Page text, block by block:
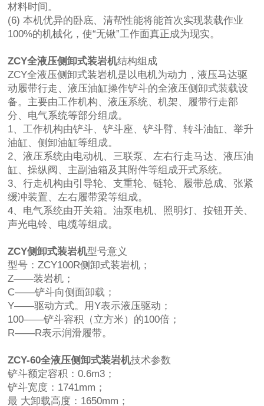
材料时间。
(6) 本机优异的卧底、清帮性能将能首次实现装载作业
100%的机械化，使“无锹”工作面真正成为现实。
ZCY全液压侧卸式装岩机结构组成
ZCY全液压侧卸式装岩机是以电机为动力，液压马达驱
动履带行走、液压油缸操作铲斗的全液压侧卸式装载设
备。主要由工作机构、液压系统、机架、履带行走部
分、电气系统等部分组成。
1、工作机构由铲斗、铲斗座、铲斗臂、转斗油缸、举升
油缸、侧卸油缸等组成。
2、液压系统由电动机、三联泵、左右行走马达、液压油
缸、操纵阀、主副油箱及其附件等组成开式系统。
3、行走机构由引导轮、支重轮、链轮、履带总成、张紧
缓冲装置、左右履带梁等组成。
4、电气系统由开关箱。油泵电机、照明灯、按钮开关、
声光电铃、电缆等组成。
ZCY侧卸式装岩机型号意义
型号：ZCY100R侧卸式装岩机；
Z——装岩机；
C——铲斗向侧面卸载；
Y——驱动方式。用Y表示液压驱动；
100——铲斗容积（立方米）的100倍；
R——R表示润滑履带。
ZCY-60全液压侧卸式装岩机技术参数
铲斗额定容积：0.6m3；
铲斗宽度：1741mm；
最 大卸载高度：1650mm；